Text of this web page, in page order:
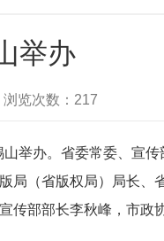
举办
览次数： 217
办。省委常委、宣传
局（省版权局）局长、
传部部长李秋峰，市政